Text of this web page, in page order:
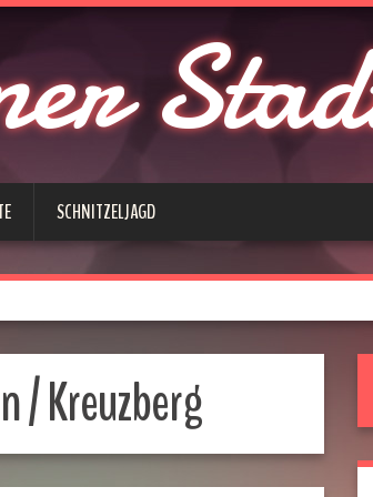
SCHNITZELJAGD
/ Kreuzberg